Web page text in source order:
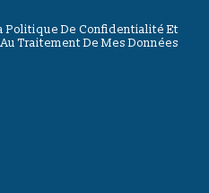
Politique De Confidentialité Et
Traitement De Mes Données